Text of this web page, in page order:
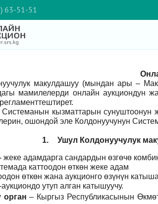
63-51-51
макулдашуу (мындан ары –
мамилелерди онлайн аукциондун
кызматтарын сунуштоонун
ошондой эле Колдонуучунун
1. Ушул Колдонуучулук
жеке адамдарга сандардын өзгөчө
каттоодон өткөн жеке адам
өткөн жана аукционго өзүнүн
утуп алган катышуучу.
орган – Кыргыз Республикасынын